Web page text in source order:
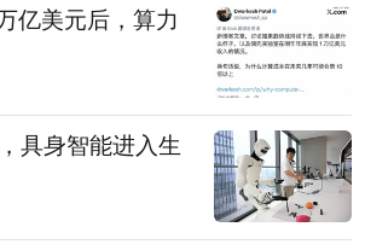
亿美元后，算力
具身智能进入生